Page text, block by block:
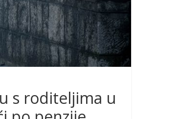
s roditeljima u